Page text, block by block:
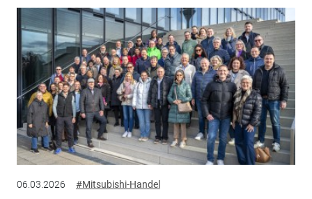
06.03.2026 #Mitsubishi-Handel